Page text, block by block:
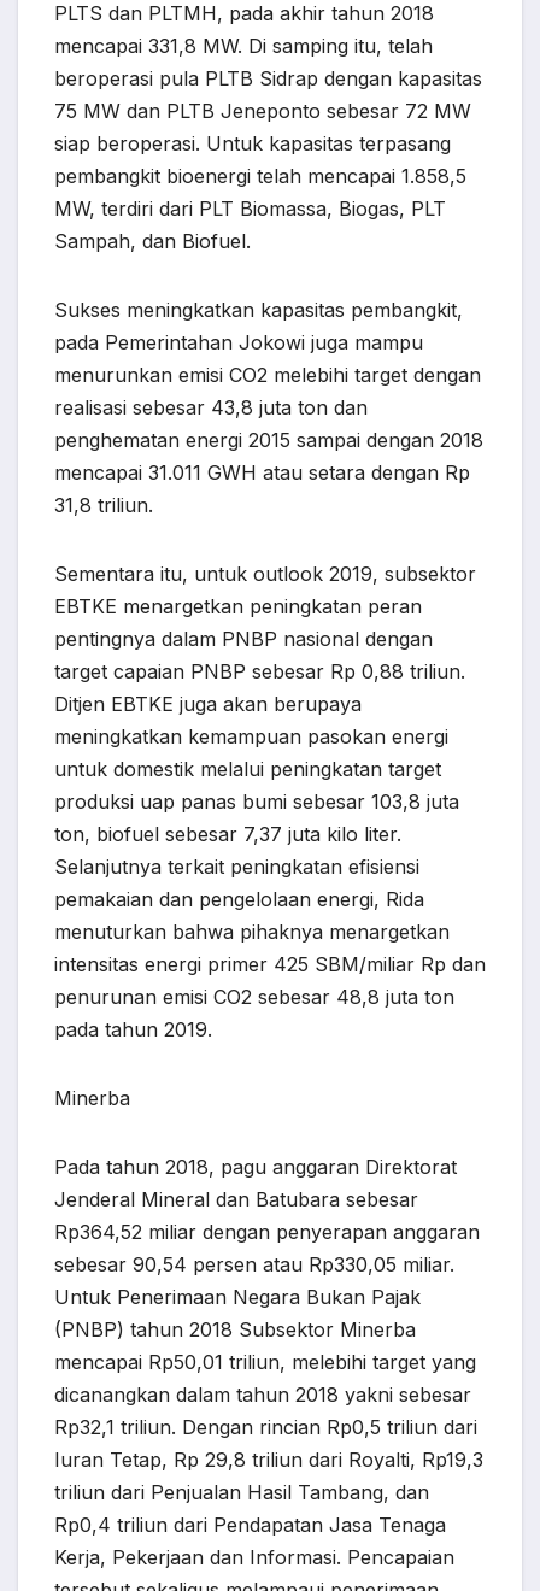
PLTS dan PLTMH, pada akhir tahun 2018
mencapai 331,8 MW. Di samping itu, telah
beroperasi pula PLTB Sidrap dengan kapasitas
75 MW dan PLTB Jeneponto sebesar 72 MW
siap beroperasi. Untuk kapasitas terpasang
pembangkit bioenergi telah mencapai 1.858,5
MW, terdiri dari PLT Biomassa, Biogas, PLT
Sampah, dan Biofuel.
Sukses meningkatkan kapasitas pembangkit,
pada Pemerintahan Jokowi juga mampu
menurunkan emisi CO2 melebihi target dengan
realisasi sebesar 43,8 juta ton dan
penghematan energi 2015 sampai dengan 2018
mencapai 31.011 GWH atau setara dengan Rp
31,8 triliun.
Sementara itu, untuk outlook 2019, subsektor
EBTKE menargetkan peningkatan peran
pentingnya dalam PNBP nasional dengan
target capaian PNBP sebesar Rp 0,88 triliun.
Ditjen EBTKE juga akan berupaya
meningkatkan kemampuan pasokan energi
untuk domestik melalui peningkatan target
produksi uap panas bumi sebesar 103,8 juta
ton, biofuel sebesar 7,37 juta kilo liter.
Selanjutnya terkait peningkatan efisiensi
pemakaian dan pengelolaan energi, Rida
menuturkan bahwa pihaknya menargetkan
intensitas energi primer 425 SBM/miliar Rp dan
penurunan emisi CO2 sebesar 48,8 juta ton
pada tahun 2019.
Minerba
Pada tahun 2018, pagu anggaran Direktorat
Jenderal Mineral dan Batubara sebesar
Rp364,52 miliar dengan penyerapan anggaran
sebesar 90,54 persen atau Rp330,05 miliar.
Untuk Penerimaan Negara Bukan Pajak
(PNBP) tahun 2018 Subsektor Minerba
mencapai Rp50,01 triliun, melebihi target yang
dicanangkan dalam tahun 2018 yakni sebesar
Rp32,1 triliun. Dengan rincian Rp0,5 triliun dari
Iuran Tetap, Rp 29,8 triliun dari Royalti, Rp19,3
triliun dari Penjualan Hasil Tambang, dan
Rp0,4 triliun dari Pendapatan Jasa Tenaga
Kerja, Pekerjaan dan Informasi. Pencapaian